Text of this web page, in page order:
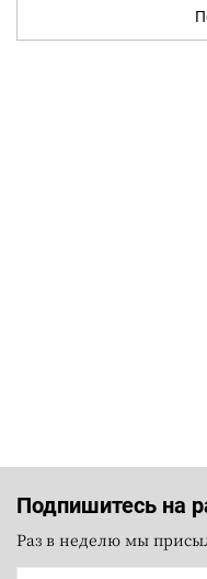
Подпишитесь на
Раз в неделю мы